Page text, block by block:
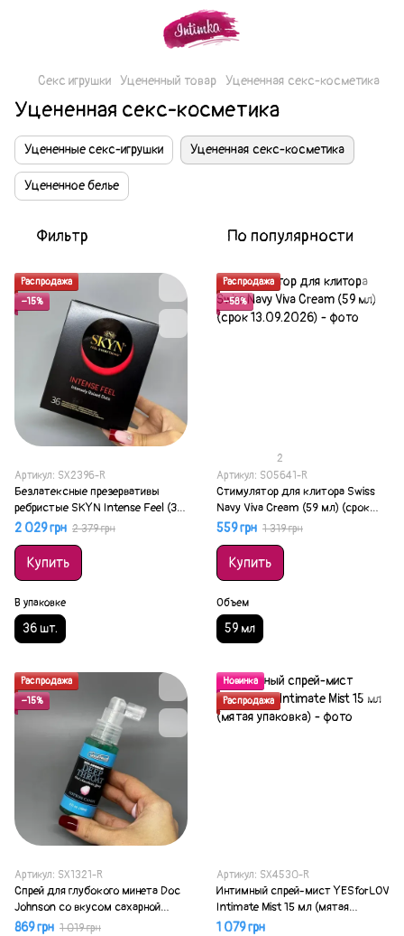
Секс игрушки Уцененный товар Уцененная секс-косметика
Уцененная секс-косметика
Уцененные секс-игрушки Уцененная секс-косметика
Уцененное белье
Фильтр По популярности
Распродажа
−15%
Артикул: SX2396-R
Безлатексные презервативы
ребристые SKYN Intense Feel (36
шт) (мятая упаковка)
2 029 грн 2 379 грн
Купить
В упаковке
36 шт.
Распродажа
−58%
2
Артикул: SO5641-R
Стимулятор для клитора Swiss
Navy Viva Cream (59 мл) (срок
13.09.2026)
559 грн 1 319 грн
Купить
Объем
59 мл
Распродажа
−15%
Артикул: SX1321-R
Спрей для глубокого минета Doc
Johnson со вкусом сахарной
ваты 59 мл (мятая упаковка)
869 грн 1 019 грн
Новинка
Распродажа
Артикул: SX4530-R
Интимный спрей-мист YESforLOV
Intimate Mist 15 мл (мятая
упаковка)
1 079 грн